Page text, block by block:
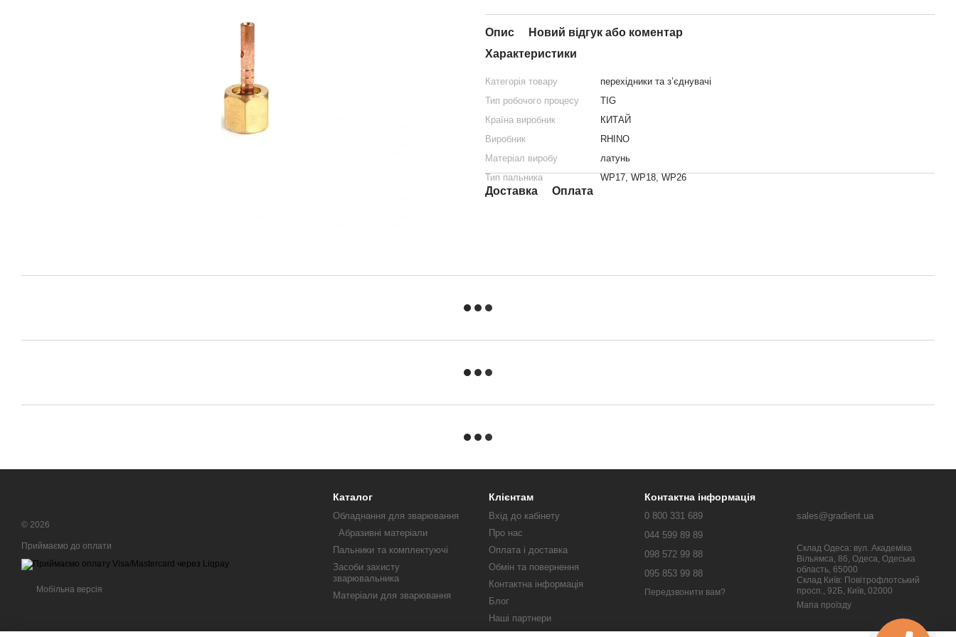
Опис
Новий відгук або коментар
Характеристики
Категорія товару
перехідники та з’єднувачі
Тип робочого процесу
TIG
Країна виробник
КИТАЙ
Виробник
RHINO
Матеріал виробу
латунь
Тип пальника
WP17, WP18, WP26
Доставка Оплата
© 2026
Приймаємо до оплати
Мобільна версія
Каталог
Обладнання для зварювання
Абразивні матеріали
Пальники та комплектуючі
Засоби захисту
зварювальника
Матеріали для зварювання
Клієнтам
Вхід до кабінету
Про нас
Оплата і доставка
Обмін та повернення
Контактна інформація
Блог
Наші партнери
Контактна інформація
0 800 331 689
044 599 89 89
098 572 99 88
095 853 99 88
Передзвонити вам?
sales@gradient.ua
Склад Одеса: вул. Академіка
Вільямса, 86, Одеса, Одеська
область, 65000
Склад Київ: Повітрофлотський
просп., 92Б, Київ, 02000
Мапа проїзду